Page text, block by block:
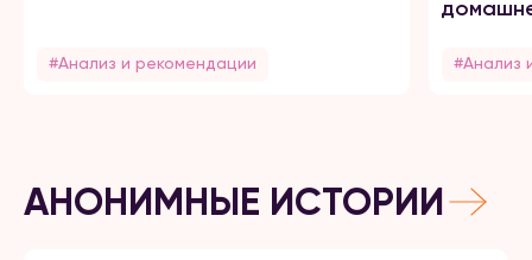
#Анализ и рекомендации #Анализ
АНОНИМНЫЕ ИСТОРИИ